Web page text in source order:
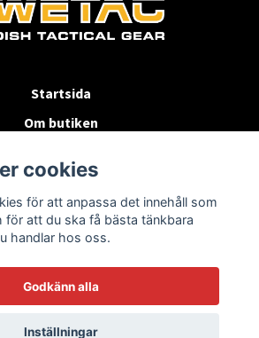
Startsida
Om butiken
Byten & Returer
Kontakta oss
cookies
för att anpassa det innehåll som
för att du ska få bästa tänkbara
handlar hos oss.
Godkänn alla
Inställningar